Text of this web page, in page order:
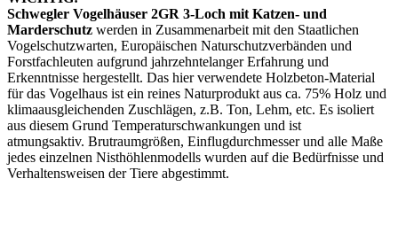
Schwegler Vogelhäuser 2GR 3-Loch mit Katzen- und
Marderschutz werden in Zusammenarbeit mit den Staatlichen
Vogelschutzwarten, Europäischen Naturschutzverbänden und
Forstfachleuten aufgrund jahrzehntelanger Erfahrung und
Erkenntnisse hergestellt. Das hier verwendete Holzbeton-Material
für das Vogelhaus ist ein reines Naturprodukt aus ca. 75% Holz und
klimaausgleichenden Zuschlägen, z.B. Ton, Lehm, etc. Es isoliert
aus diesem Grund Temperaturschwankungen und ist
atmungsaktiv. Brutraumgrößen, Einflugdurchmesser und alle Maße
jedes einzelnen Nisthöhlenmodells wurden auf die Bedürfnisse und
Verhaltensweisen der Tiere abgestimmt.